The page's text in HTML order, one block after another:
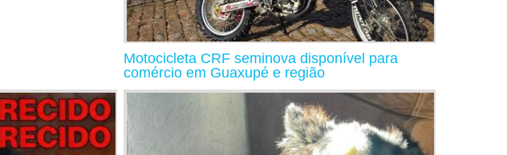
Motocicleta CRF seminova disponível para
comércio em Guaxupé e região